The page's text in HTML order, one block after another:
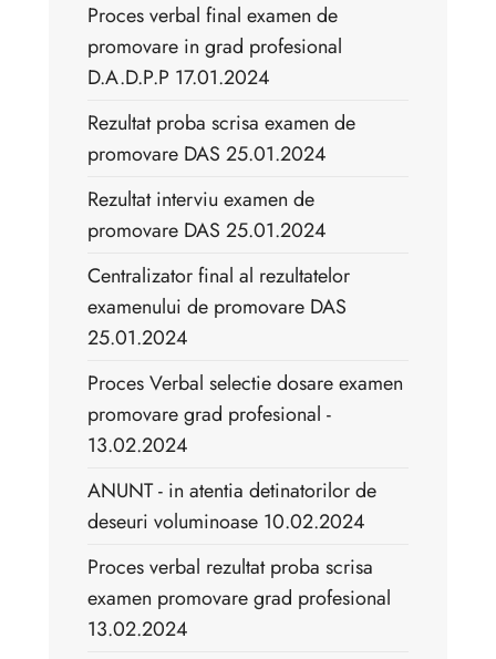
Proces verbal final examen de
promovare in grad profesional
D.A.D.P.P 17.01.2024
Rezultat proba scrisa examen de
promovare DAS 25.01.2024
Rezultat interviu examen de
promovare DAS 25.01.2024
Centralizator final al rezultatelor
examenului de promovare DAS
25.01.2024
Proces Verbal selectie dosare examen
promovare grad profesional -
13.02.2024
ANUNT - in atentia detinatorilor de
deseuri voluminoase 10.02.2024
Proces verbal rezultat proba scrisa
examen promovare grad profesional
13.02.2024